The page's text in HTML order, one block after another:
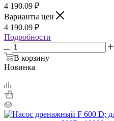
4 190.09 ₽
Варианты цен
4 190.09 ₽
Подробности
В корзину
Новинка